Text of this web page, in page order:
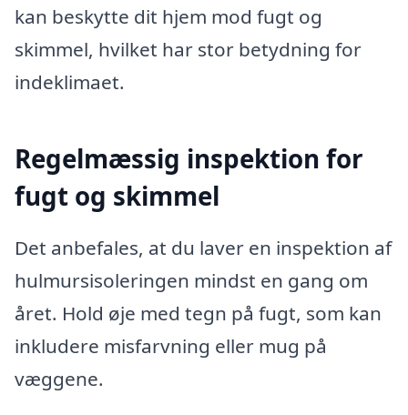
kan beskytte dit hjem mod fugt og
skimmel, hvilket har stor betydning for
indeklimaet.
Regelmæssig inspektion for
fugt og skimmel
Det anbefales, at du laver en inspektion af
hulmursisoleringen mindst en gang om
året. Hold øje med tegn på fugt, som kan
inkludere misfarvning eller mug på
væggene.